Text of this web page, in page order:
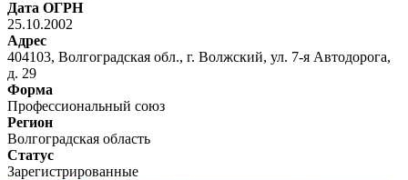
Дата ОГРН
25.10.2002
Адрес
404103, Волгоградская обл., г. Волжский, ул. 7-я Автодорога,
д. 29
Форма
Профессиональный союз
Регион
Волгоградская область
Статус
Зарегистрированные